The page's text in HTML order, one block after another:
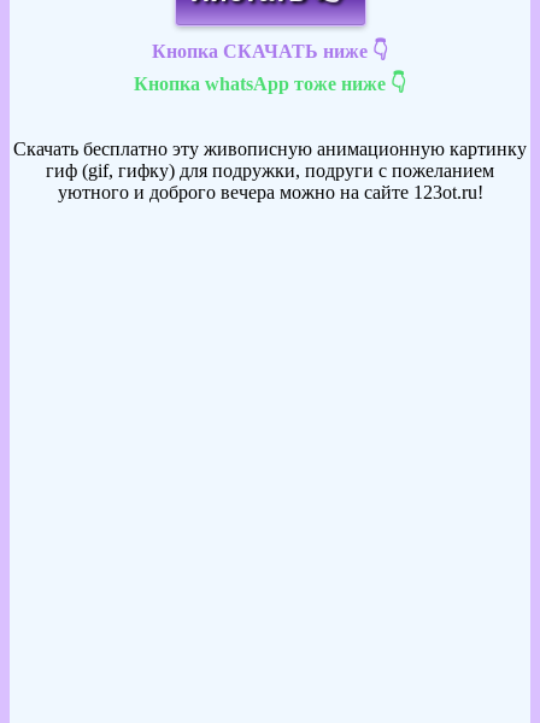
Кнопка СКАЧАТЬ ниже 👇
Кнопка whatsApp тоже ниже 👇
Скачать бесплатно эту живописную анимационную картинку
гиф (gif, гифку) для подружки, подруги с пожеланием
уютного и доброго вечера можно на сайте 123ot.ru!